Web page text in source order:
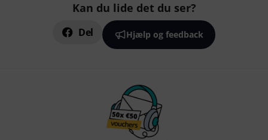
Kan du lide det du ser?
Del Hjælp og feedback